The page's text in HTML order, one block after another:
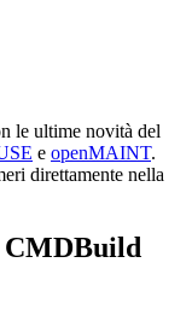
le ultime novità del
e openMAINT.
direttamente nella
CMDBuild